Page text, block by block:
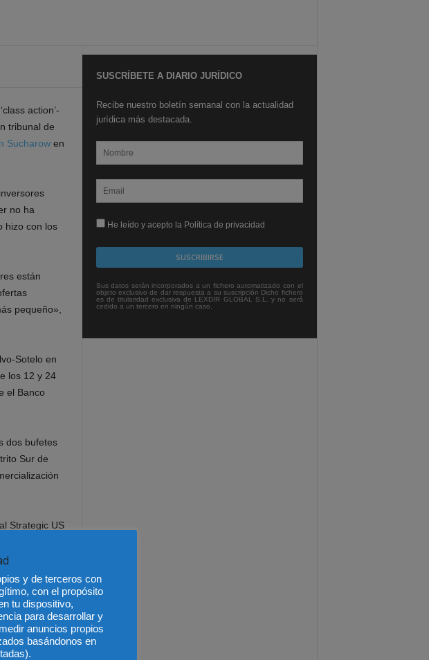
action’-
tribunal de
Sucharowen
no ha
hizo con los
están
pequeño»,
Sotelo en
los 12 y 24
el Banco
dos bufetes
Sur de
Strategic US
a
importe total
SUSCRÍBETE A DIARIO JURÍDICO
Recibe nuestro boletín semanal con la actualidad
jurídica más destacada.
He leído y acepto la Política de privacidad
Sus datos serán incorporados a un fichero automatizado con el
objeto exclusivo de dar respuesta a su suscripción Dicho fichero
es de titularidad exclusiva de LEXDIR GLOBAL S.L. y no será
cedido a un tercero en ningún caso.
y de terceros con
con el propósito
tu dispositivo,
para desarrollar y
anuncios propios
basándonos en